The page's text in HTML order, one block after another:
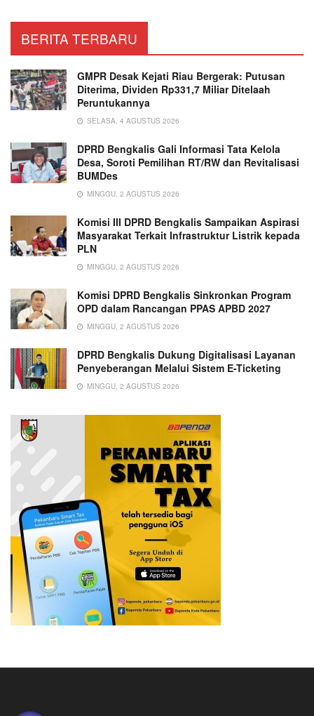
BERITA TERBARU
GMPR Desak Kejati Riau Bergerak: Putusan
Diterima, Dividen Rp331,7 Miliar Ditelaah
Peruntukannya
SELASA, 4 AGUSTUS 2026
DPRD Bengkalis Gali Informasi Tata Kelola
Desa, Soroti Pemilihan RT/RW dan Revitalisasi
BUMDes
MINGGU, 2 AGUSTUS 2026
Komisi III DPRD Bengkalis Sampaikan Aspirasi
Masyarakat Terkait Infrastruktur Listrik kepada
PLN
MINGGU, 2 AGUSTUS 2026
Komisi DPRD Bengkalis Sinkronkan Program
OPD dalam Rancangan PPAS APBD 2027
MINGGU, 2 AGUSTUS 2026
DPRD Bengkalis Dukung Digitalisasi Layanan
Penyeberangan Melalui Sistem E-Ticketing
MINGGU, 2 AGUSTUS 2026